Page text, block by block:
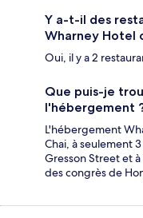
Y a-t-il des
Wharney Hotel
Oui, il y a 2
Que puis-je
l'hébergement
L'hébergement
Chai, à seulement
Gresson Street et
des congrès de